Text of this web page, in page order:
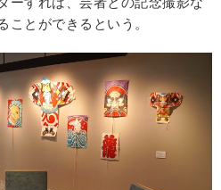
ことができるという。